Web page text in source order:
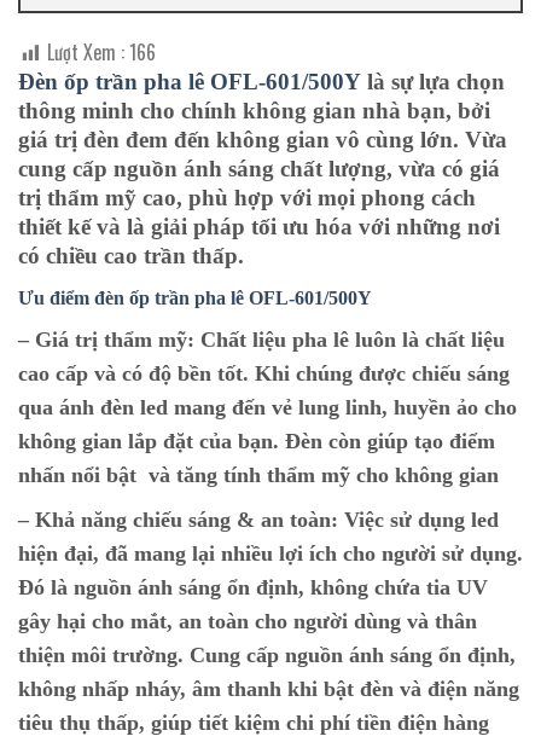
Lượt Xem :166
Đèn ốp trần pha lê OFL-601/500Y là sự lựa chọn
thông minh cho chính không gian nhà bạn, bởi
giá trị đèn đem đến không gian vô cùng lớn. Vừa
cung cấp nguồn ánh sáng chất lượng, vừa có giá
trị thẩm mỹ cao, phù hợp với mọi phong cách
thiết kế và là giải pháp tối ưu hóa với những nơi
có chiều cao trần thấp.
Ưu điểm đèn ốp trần pha lê OFL-601/500Y
– Giá trị thẩm mỹ: Chất liệu pha lê luôn là chất liệu
cao cấp và có độ bền tốt. Khi chúng được chiếu sáng
qua ánh đèn led mang đến vẻ lung linh, huyền ảo cho
không gian lắp đặt của bạn. Đèn còn giúp tạo điểm
nhấn nổi bật và tăng tính thẩm mỹ cho không gian
– Khả năng chiếu sáng & an toàn: Việc sử dụng led
hiện đại, đã mang lại nhiều lợi ích cho người sử dụng.
Đó là nguồn ánh sáng ổn định, không chứa tia UV
gây hại cho mắt, an toàn cho người dùng và thân
thiện môi trường. Cung cấp nguồn ánh sáng ổn định,
không nhấp nháy, âm thanh khi bật đèn và điện năng
tiêu thụ thấp, giúp tiết kiệm chi phí tiền điện hàng